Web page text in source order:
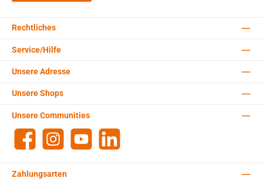
Rechtliches
Service/Hilfe
Zahlungsarten
Unsere Adresse
Unsere Communities
Facebook Instagram YouTube
Unsere Shops